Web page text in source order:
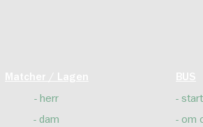
Matcher / Lagen
herr
dam
BUS
start
om